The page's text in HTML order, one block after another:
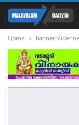
Home banner slider